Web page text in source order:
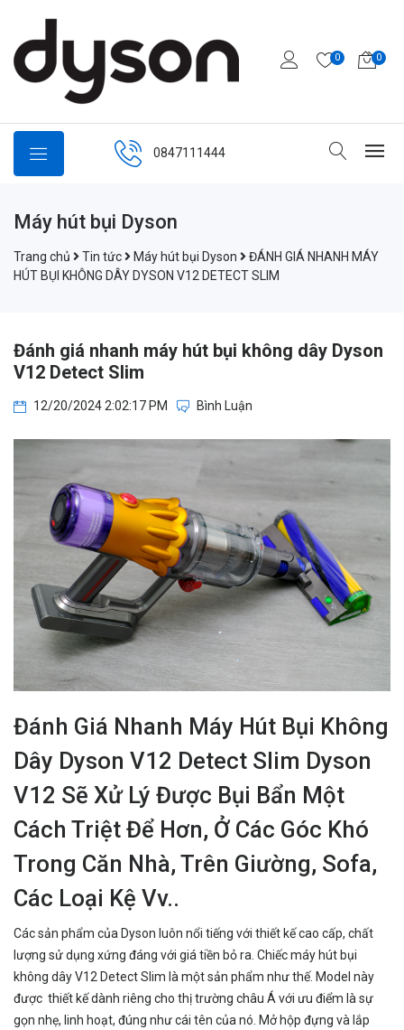
0 0
0847111444
Máy hút bụi Dyson
Trang chủ Tin tức Máy hút bụi Dyson
ĐÁNH GIÁ NHANH MÁY
HÚT BỤI KHÔNG DÂY DYSON V12 DETECT SLIM
Đánh giá nhanh máy hút bụi không dây Dyson
V12 Detect Slim
12/20/2024 2:02:17 PM Bình Luận
Đánh Giá Nhanh Máy Hút Bụi Không
Dây Dyson V12 Detect Slim Dyson
V12 Sẽ Xử Lý Được Bụi Bẩn Một
Cách Triệt Để Hơn, Ở Các Góc Khó
Trong Căn Nhà, Trên Giường, Sofa,
Các Loại Kệ Vv..
Các sản phẩm của Dyson luôn nổi tiếng với thiết kế cao cấp, chất
lượng sử dụng xứng đáng với giá tiền bỏ ra. Chiếc máy hút bụi
không dây V12 Detect Slim là một sản phẩm như thế. Model này
được thiết kế dành riêng cho thị trường châu Á với ưu điểm là sự
gọn nhẹ, linh hoạt, đúng như cái tên của nó. Mở hộp đựng và lắp